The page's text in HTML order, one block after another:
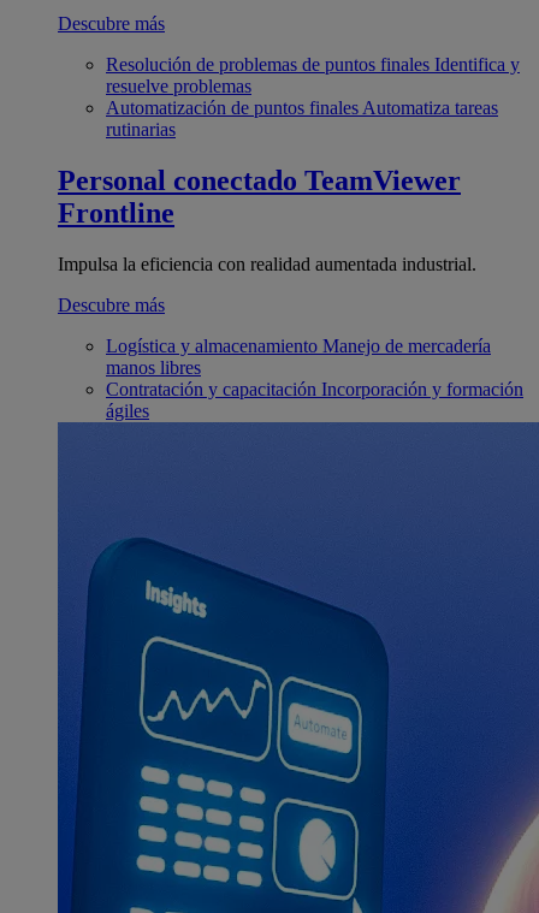
Descubre más
Resolución de problemas de puntos finales Identifica y
resuelve problemas
Automatización de puntos finales Automatiza tareas
rutinarias
Personal conectado TeamViewer
Frontline
Impulsa la eficiencia con realidad aumentada industrial.
Descubre más
Logística y almacenamiento Manejo de mercadería
manos libres
Contratación y capacitación Incorporación y formación
ágiles